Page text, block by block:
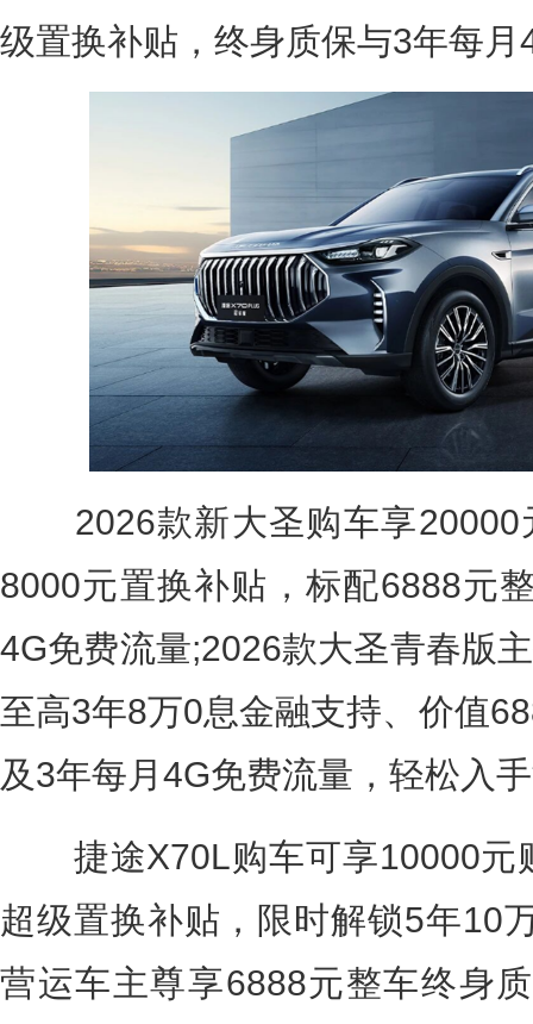
级置换补贴，终身质保与3年每
2026款新大圣购车享20000
8000元置换补贴，标配6888元
4G免费流量;2026款大圣青春版
至高3年8万0息金融支持、价值
及3年每月4G免费流量，轻松入
捷途X70L购车可享10000元
超级置换补贴，限时解锁5年10
营运车主尊享6888元整车终身